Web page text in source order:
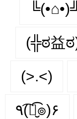
╚(•⌂•)╝
(╬ಠ益
(>.<)
٩(͡๏̮͡๏)۶